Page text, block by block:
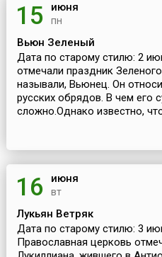
15 июня
пн
Вьюн Зеленый
Дата по старому стилю: 2
отмечали праздник
называли, Вьюнец. Он
русских обрядов. В чем его
сложно.Однако известно,
16 июня
вт
Лукьян Ветряк
Дата по старому стилю: 3
Православная церковь